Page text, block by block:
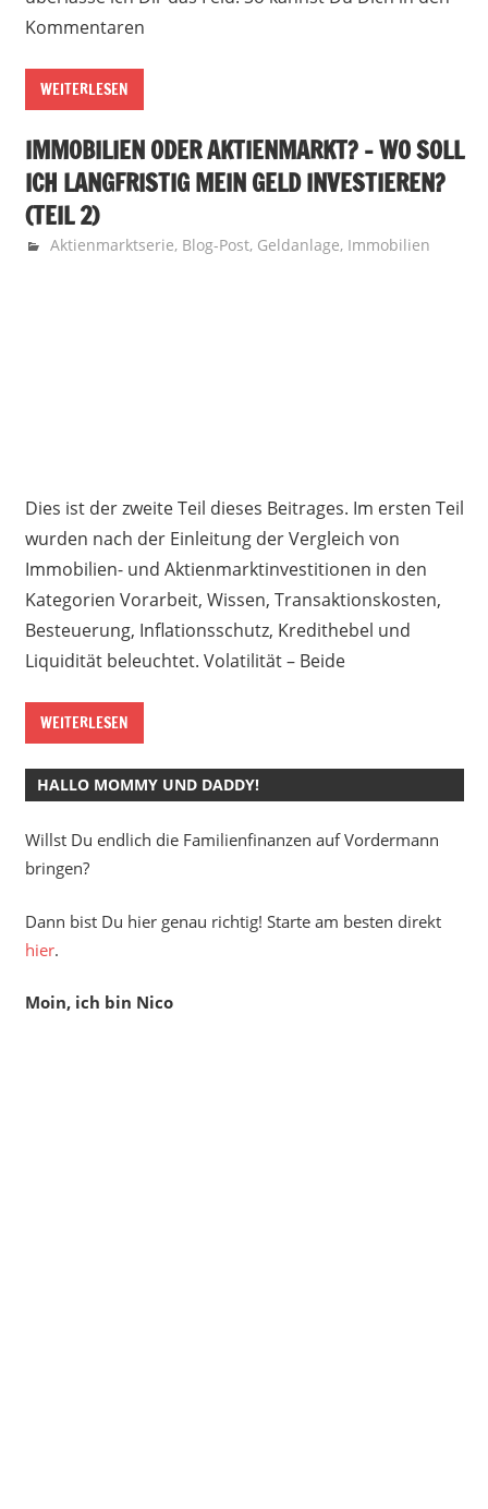
Kommentaren
WEITERLESEN
IMMOBILIEN ODER AKTIENMARKT? – WO SOLL
ICH LANGFRISTIG MEIN GELD INVESTIEREN?
(TEIL 2)
8. November 2015
Finanzglück
Aktienmarktserie, Blog-Post, Geldanlage, Immobilien
Dies ist der zweite Teil dieses Beitrages. Im ersten Teil
wurden nach der Einleitung der Vergleich von
Immobilien- und Aktienmarktinvestitionen in den
Kategorien Vorarbeit, Wissen, Transaktionskosten,
Besteuerung, Inflationsschutz, Kredithebel und
Liquidität beleuchtet. Volatilität – Beide
WEITERLESEN
HALLO MOMMY UND DADDY!
Willst Du endlich die Familienfinanzen auf Vordermann
bringen?
Dann bist Du hier genau richtig! Starte am besten direkt
hier.
Moin, ich bin Nico